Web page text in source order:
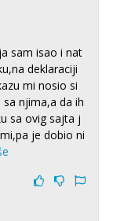
sam isao i nat
deklaraciji
mi nosio si
njima,a da ih
sa ovig sajta j
je dobio ni